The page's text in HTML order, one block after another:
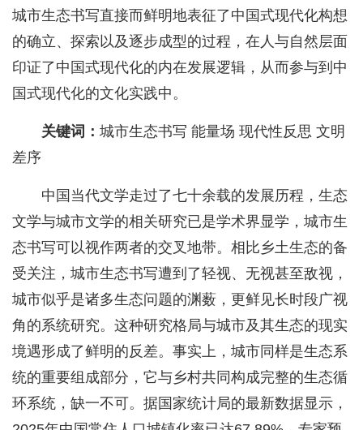
城市生态书写直接而鲜明地表征了中国式现代化构想
的确立、探索以及逐步成型的过程，在人与自然层面
印证了中国式现代化的内在发展逻辑，从而参与到中
国式现代化的文化实践中。
关键词： 城市生态书写 能量场 现代性反思 文明
差序
中国当代文学走过了七十余载的发展历程，生态
文学与城市文学的相关研究已是学术界显学，城市生
态书写可以视作两者的交叉地带。相比乡土生态的备
受关注，城市生态书写遭到了轻视、无视甚至敌视，
城市似乎是诸多生态问题的渊薮，更鲜见长时段广视
角的系统研究。这种研究格局与城市及其生态的现实
境遇形成了鲜明的反差。事实上，城市同样是生态系
统的重要组成部分，它与乡村共同构成完整的生态循
环系统，缺一不可。据国家统计局的最新数据显示，